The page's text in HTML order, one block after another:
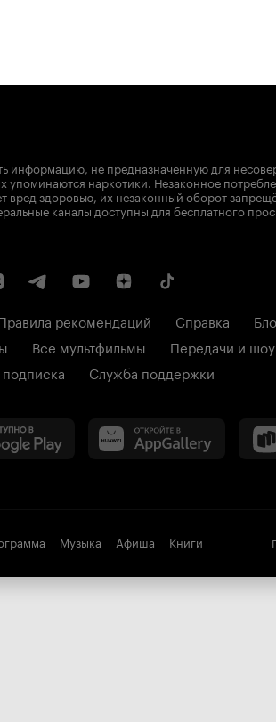
информацию, не предназначенную для
наркотики. Незаконное
вред здоровью, их незаконный оборот
каналы доступны для бесплатного
рекомендаций Справка
Все мультфильмы Передачи и шоу
Служба поддержки
Музыка Афиша Книги